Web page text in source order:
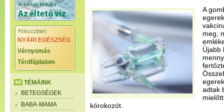
NYÁRI EGÉSZSÉG
Vérnyomás
Térdfájdalom
TÉMÁINK
BETEGSÉGEK
BABA-MAMA
A
meg,
Újabb
adtak
kórokozót.